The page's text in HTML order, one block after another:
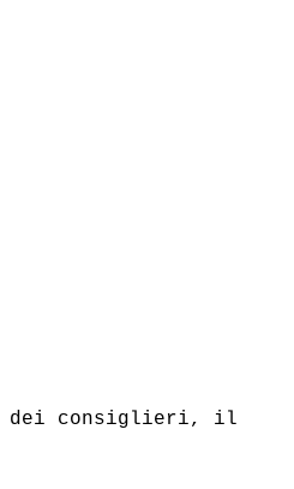
dei consiglieri, il